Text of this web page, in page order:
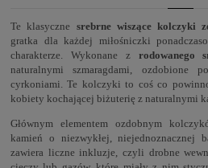
Te klasyczne srebrne wiszące kolczyki
gratka dla każdej miłośniczki
charakterze. Wykonane z rodowanego
naturalnymi szmaragdami, ozdobione
cyrkoniami. Te kolczyki to coś co
kobiety kochającej biżuterię z naturalnymi
Głównym elementem ozdobnym
kamień o niezwykłej, niejednoznacznej
zawiera liczne inkluzje, czyli drobne